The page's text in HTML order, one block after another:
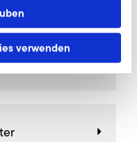
verwenden